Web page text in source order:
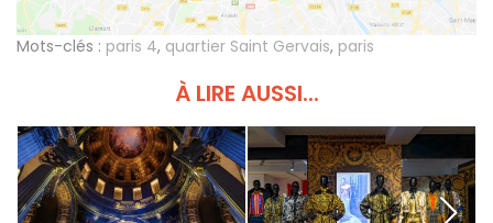
Mots-clés : paris 4, quartier Saint Gervais, paris
À LIRE AUSSI...